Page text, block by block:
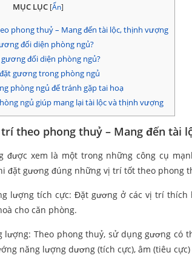
MỤC LỤC [Ẩn]
phong thuỷ – Mang đến tài lộc, thịnh vượng
đối diện phòng ngủ?
đối diện phòng ngủ?
gương trong phòng ngủ
phòng ngủ để tránh gặp tai hoạ
ngủ giúp mang lại tài lộc và thịnh vượng
theo phong thuỷ – Mang đến tài
được xem là một trong những công cụ
đặt gương đúng những vị trí tốt theo phong
lượng tích cực: Đặt gương ở các vị trí
cho căn phòng.
Theo phong thuỷ, sử dụng gương có
năng lượng dương (tích cực), âm (tiêu